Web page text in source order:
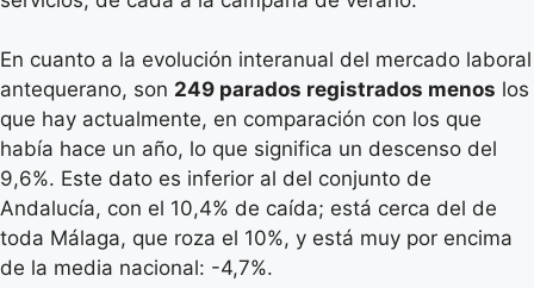
En cuanto a la evolución interanual del mercado laboral
antequerano, son 249 parados registrados menos los
que hay actualmente, en comparación con los que
había hace un año, lo que significa un descenso del
9,6%. Este dato es inferior al del conjunto de
Andalucía, con el 10,4% de caída; está cerca del de
toda Málaga, que roza el 10%, y está muy por encima
de la media nacional: -4,7%.